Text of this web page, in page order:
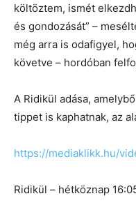
költöztem, ismét
és gondozását” –
még arra is odafigyel,
követve – hordóban
A Ridikül adása,
tippet is kaphatnak, az
https://mediaklikk.hu/
Ridikül – hétköznap